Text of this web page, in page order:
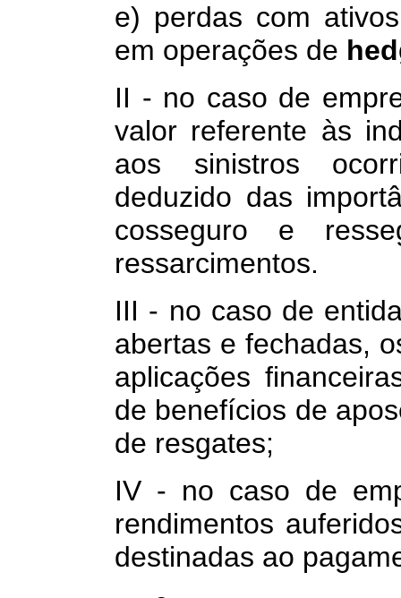
e) perdas com
em operações de
II - no caso de
valor referente às
aos sinistros
deduzido das
cosseguro e
ressarcimentos.
III - no caso de
abertas e fechadas,
aplicações
de benefícios de
de resgates;
IV - no caso de
rendimentos
destinadas ao